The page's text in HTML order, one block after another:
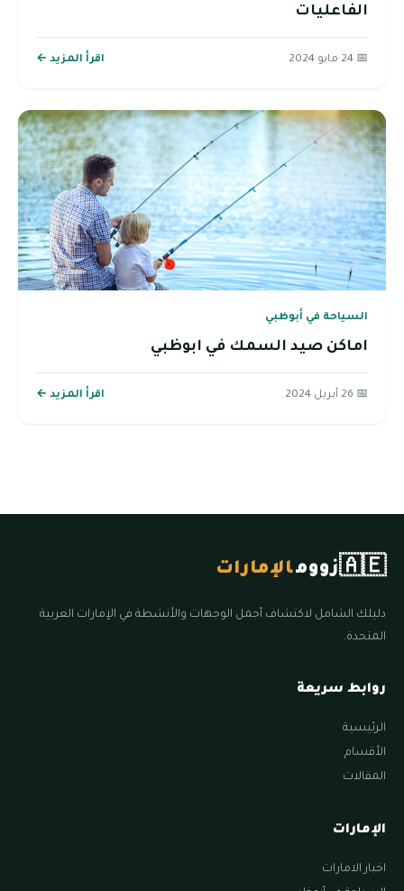
الفاعليات
📅 24 مايو 2024 اقرأ المزيد ←
السياحة في أبوظبي
اماكن صيد السمك في ابوظبي
📅 26 أبريل 2024 اقرأ المزيد ←
🇦🇪زوومالإمارات
دليلك الشامل لاكتشاف أجمل الوجهات والأنشطة في الإمارات العربية
المتحدة.
روابط سريعة
الرئيسية
الأقسام
المقالات
الإمارات
اخبار الامارات